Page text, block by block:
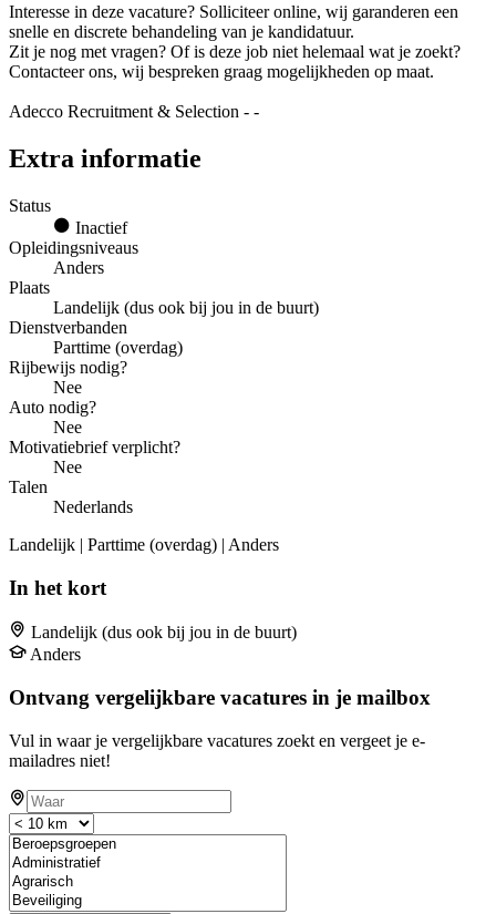
Interesse in deze vacature? Solliciteer online, wij garanderen een
snelle en discrete behandeling van je kandidatuur.
Zit je nog met vragen? Of is deze job niet helemaal wat je zoekt?
Contacteer ons, wij bespreken graag mogelijkheden op maat.
Adecco Recruitment & Selection - -
Extra informatie
Status
Inactief
Opleidingsniveaus
Anders
Plaats
Landelijk (dus ook bij jou in de buurt)
Dienstverbanden
Parttime (overdag)
Rijbewijs nodig?
Nee
Auto nodig?
Nee
Motivatiebrief verplicht?
Nee
Talen
Nederlands
Landelijk | Parttime (overdag) | Anders
In het kort
Landelijk (dus ook bij jou in de buurt)
Anders
Ontvang vergelijkbare vacatures in je mailbox
Vul in waar je vergelijkbare vacatures zoekt en vergeet je e-
mailadres niet!